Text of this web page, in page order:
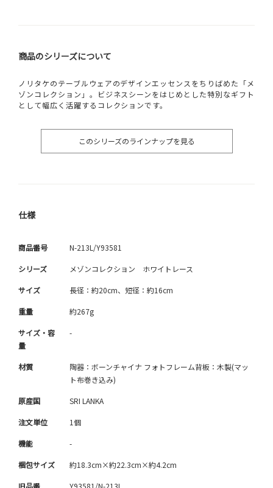
商品のシリーズについて
ノリタケのテーブルウェアのデザインエッセンスをちりばめた「メ
ゾンコレクション」。ビジネスシーンをはじめとした特別なギフト
として幅広く活躍するコレクションです。
このシリーズのラインナップを見る
仕様
商品番号 N-213L/Y93581
シリーズ メゾンコレクション ホワイトレース
サイズ 長径：約20cm、短径：約16cm
重量 約267g
サイズ・容
量
-
材質
陶器：ボーンチャイナ フォトフレーム背板：木製(マッ
ト布巻き込み)
原産国 SRI LANKA
注文単位 1個
機能 -
梱包サイズ 約18.3cm×約22.3cm×約4.2cm
旧品番 Y93581/N-213L